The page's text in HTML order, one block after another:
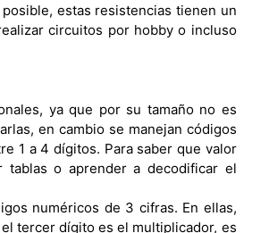
estas resistencias tienen un
circuitos por hobby o incluso
ya que por su tamaño no es
en cambio se manejan códigos
1 a 4 dígitos. Para saber que valor
o aprender a decodificar el
numéricos de 3 cifras. En ellas,
tercer dígito es el multiplicador, es